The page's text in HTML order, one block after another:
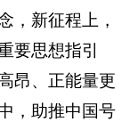
，新征程上，
要思想指引
昂、正能量更
，助推中国号